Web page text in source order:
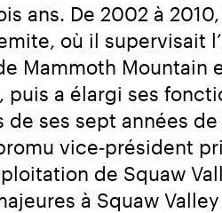
ans. De 2002 à
où il supervisait
Mammoth
puis a élargi ses
de ses sept années
vice‑président
de Squaw
à Squaw